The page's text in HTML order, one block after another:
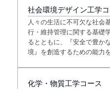
社会環境デザイン工学
人々の生活に不可欠な社会
行・維持管理に関する基礎
るとともに、『安全で豊か
境』を創造するための能力
化学・物質工学コース